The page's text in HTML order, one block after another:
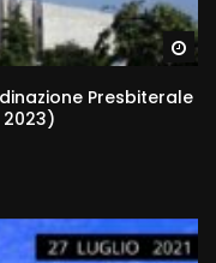
Presbiterale